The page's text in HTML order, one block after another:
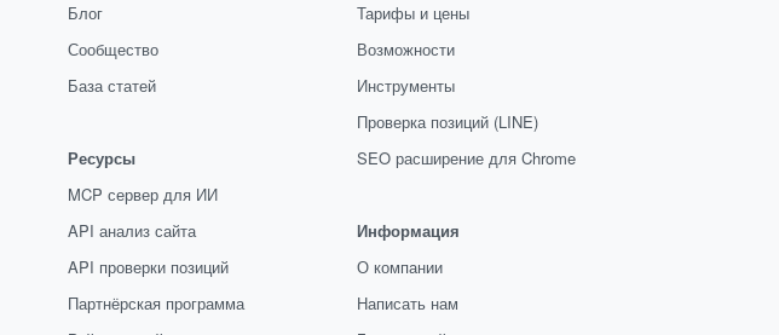
Блог
Сообщество
База статей
Ресурсы
MCP сервер для ИИ
API анализ сайта
API проверки позиций
Партнёрская программа
Тарифы и цены
Возможности
Инструменты
Проверка позиций (LINE)
SEO расширение для Chrome
Информация
О компании
Написать нам